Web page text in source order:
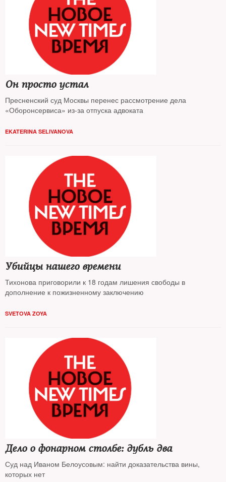
Он просто устал
Пресненский суд Москвы перенес рассмотрение дела
«Оборонсервиса» из-за отпуска адвоката
EKATERINA SELIVANOVA
Убийцы нашего времени
Тихонова приговорили к 18 годам лишения свободы в
дополнение к пожизненному заключению
SVETOVA ZOYA
Дело о фонарном столбе: дубль два
Суд над Иваном Белоусовым: найти доказательства вины,
которых нет